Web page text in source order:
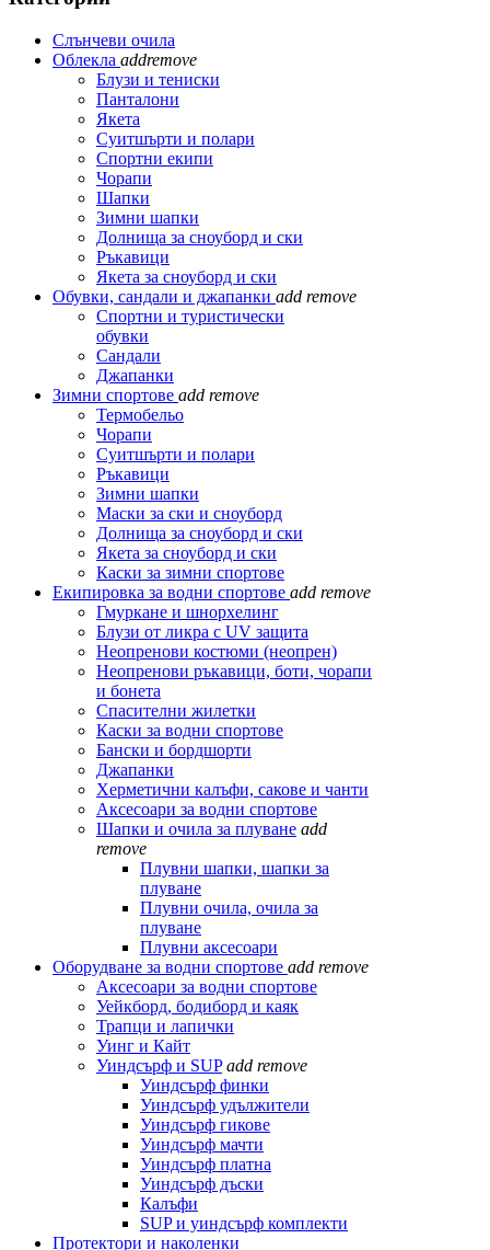
Слънчеви очила
Облекла addremove
Блузи и тениски
Панталони
Якета
Суитшърти и полари
Спортни екипи
Чорапи
Шапки
Зимни шапки
Долнища за сноуборд и ски
Ръкавици
Якета за сноуборд и ски
Обувки, сандали и джапанки add remove
Спортни и туристически
обувки
Сандали
Джапанки
Зимни спортове add remove
Термобельо
Чорапи
Суитшърти и полари
Ръкавици
Зимни шапки
Маски за ски и сноуборд
Долнища за сноуборд и ски
Якета за сноуборд и ски
Каски за зимни спортове
Екипировка за водни спортове add remove
Гмуркане и шнорхелинг
Блузи от ликра с UV защита
Неопренови костюми (неопрен)
Неопренови ръкавици, боти, чорапи
и бонета
Спасителни жилетки
Каски за водни спортове
Бански и бордшорти
Джапанки
Херметични калъфи, сакове и чанти
Аксесоари за водни спортове
Шапки и очила за плуване add
remove
Плувни шапки, шапки за
плуване
Плувни очила, очила за
плуване
Плувни аксесоари
Оборудване за водни спортове add remove
Аксесоари за водни спортове
Уейкборд, бодиборд и каяк
Трапци и лапички
Уинг и Кайт
Уиндсърф и SUP add remove
Уиндсърф финки
Уиндсърф удължители
Уиндсърф гикове
Уиндсърф мачти
Уиндсърф платна
Уиндсърф дъски
Калъфи
SUP и уиндсърф комплекти
Протектори и наколенки